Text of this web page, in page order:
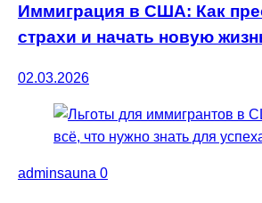
Иммиграция в США: Как
страхи и начать новую
02.03.2026
adminsauna 0